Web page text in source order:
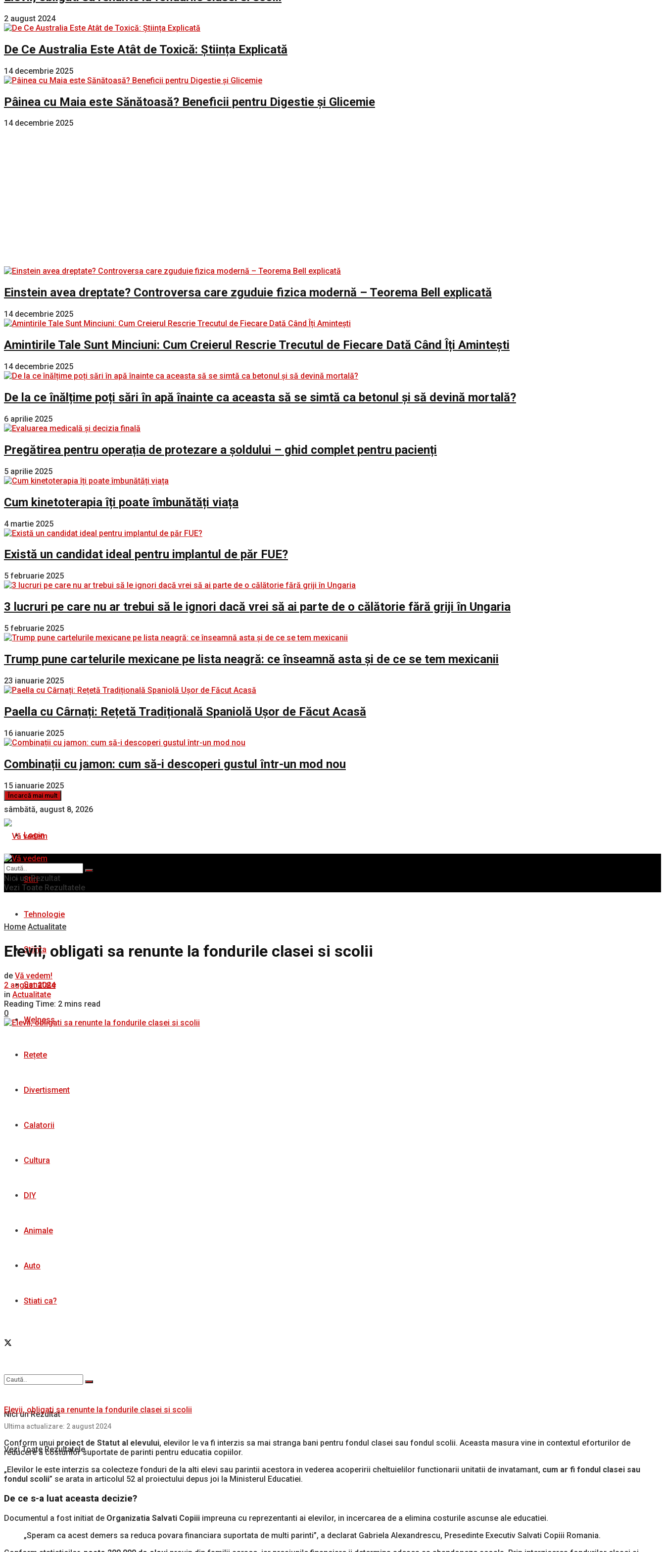
2 august 2024
De Ce Australia Este Atât de Toxică: Știința Explicată
14 decembrie 2025
Pâinea cu Maia este Sănătoasă? Beneficii pentru Digestie și Glicemie
14 decembrie 2025
Einstein avea dreptate? Controversa care zguduie fizica modernă – Teorema Bell explicată
14 decembrie 2025
Amintirile Tale Sunt Minciuni: Cum Creierul Rescrie Trecutul de Fiecare Dată Când Îți Amintești
14 decembrie 2025
De la ce înălțime poți sări în apă înainte ca aceasta să se simtă ca betonul și să devină mortală?
6 aprilie 2025
Pregătirea pentru operația de protezare a șoldului – ghid complet pentru pacienți
5 aprilie 2025
Cum kinetoterapia îți poate îmbunătăți viața
4 martie 2025
Există un candidat ideal pentru implantul de păr FUE?
5 februarie 2025
3 lucruri pe care nu ar trebui să le ignori dacă vrei să ai parte de o călătorie fără griji în Ungaria
5 februarie 2025
Trump pune cartelurile mexicane pe lista neagră: ce înseamnă asta și de ce se tem mexicanii
23 ianuarie 2025
Paella cu Cârnați: Rețetă Tradițională Spaniolă Ușor de Făcut Acasă
16 ianuarie 2025
Combinații cu jamon: cum să-i descoperi gustul într-un mod nou
15 ianuarie 2025
Încarcă mai mult
sâmbătă, august 8, 2026
Login
Stiri
Tehnologie
Stiinta
Sanatate
Welness
Rețete
Divertisment
Calatorii
Cultura
DIY
Animale
Auto
Stiati ca?
Nici un Rezultat
Vezi Toate Rezultatele
Nici un Rezultat
Vezi Toate Rezultatele
Home Actualitate
Elevii, obligati sa renunte la fondurile clasei si scolii
de Vă vedem!
2 august 2024
in Actualitate
Reading Time: 2 mins read
0
Elevii, obligati sa renunte la fondurile clasei si scolii
Ultima actualizare: 2 august 2024
Conform unui proiect de Statut al elevului, elevilor le va fi interzis sa mai stranga bani pentru fondul clasei sau fondul scolii. Aceasta masura vine in contextul eforturilor de
reducere a costurilor suportate de parinti pentru educatia copiilor.
„Elevilor le este interzis sa colecteze fonduri de la alti elevi sau parintii acestora in vederea acoperirii cheltuielilor functionarii unitatii de invatamant, cum ar fi fondul clasei sau
fondul scolii” se arata in articolul 52 al proiectului depus joi la Ministerul Educatiei.
De ce s-a luat aceasta decizie?
Documentul a fost initiat de Organizatia Salvati Copiii impreuna cu reprezentanti ai elevilor, in incercarea de a elimina costurile ascunse ale educatiei.
„Speram ca acest demers sa reduca povara financiara suportata de multi parinti”, a declarat Gabriela Alexandrescu, Presedinte Executiv Salvati Copiii Romania.